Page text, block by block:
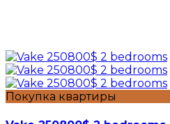
Покупка квартиры